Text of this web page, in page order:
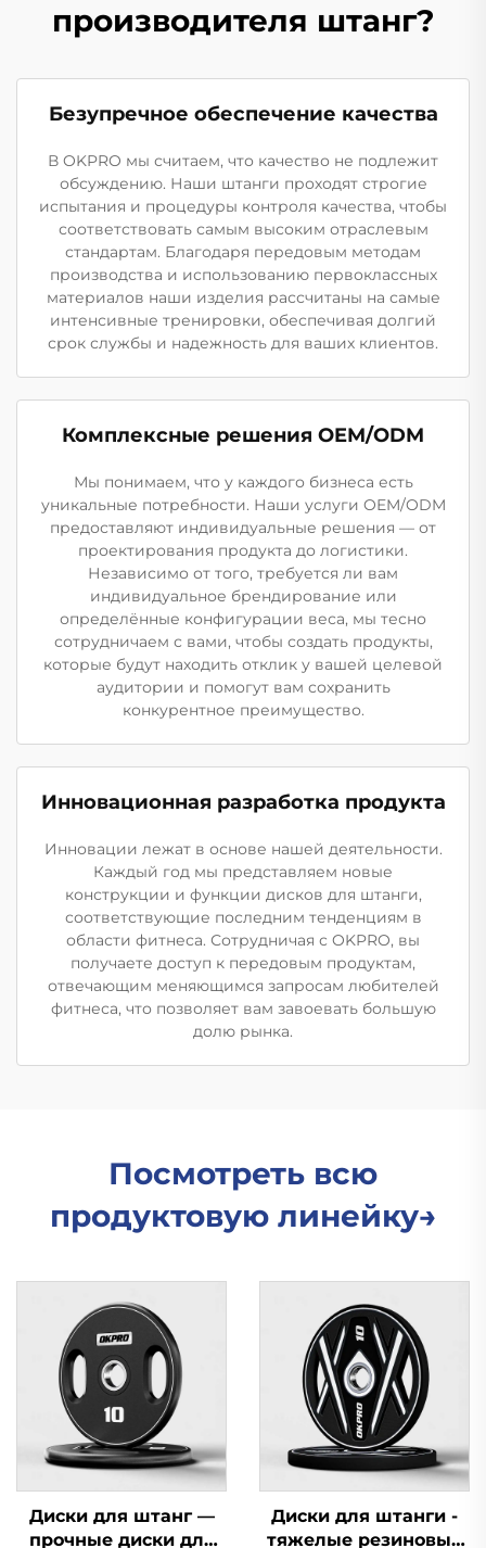
производителя штанг?
Безупречное обеспечение качества
В OKPRO мы считаем, что качество не подлежит
обсуждению. Наши штанги проходят строгие
испытания и процедуры контроля качества, чтобы
соответствовать самым высоким отраслевым
стандартам. Благодаря передовым методам
производства и использованию первоклассных
материалов наши изделия рассчитаны на самые
интенсивные тренировки, обеспечивая долгий
срок службы и надежность для ваших клиентов.
Комплексные решения OEM/ODM
Мы понимаем, что у каждого бизнеса есть
уникальные потребности. Наши услуги OEM/ODM
предоставляют индивидуальные решения — от
проектирования продукта до логистики.
Независимо от того, требуется ли вам
индивидуальное брендирование или
определённые конфигурации веса, мы тесно
сотрудничаем с вами, чтобы создать продукты,
которые будут находить отклик у вашей целевой
аудитории и помогут вам сохранить
конкурентное преимущество.
Инновационная разработка продукта
Инновации лежат в основе нашей деятельности.
Каждый год мы представляем новые
конструкции и функции дисков для штанги,
соответствующие последним тенденциям в
области фитнеса. Сотрудничая с OKPRO, вы
получаете доступ к передовым продуктам,
отвечающим меняющимся запросам любителей
фитнеса, что позволяет вам завоевать большую
долю рынка.
Посмотреть всю
продуктовую линейку→
Диски для штанг —
прочные диски для
Диски для штанги -
тяжелые резиновые